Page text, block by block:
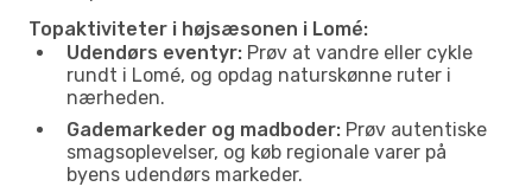
Topaktiviteter i højsæsonen i Lomé:
Udendørs eventyr: Prøv at vandre eller cykle
rundt i Lomé, og opdag naturskønne ruter i
nærheden.
Gademarkeder og madboder: Prøv autentiske
smagsoplevelser, og køb regionale varer på
byens udendørs markeder.